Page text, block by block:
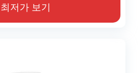
최저가 보기